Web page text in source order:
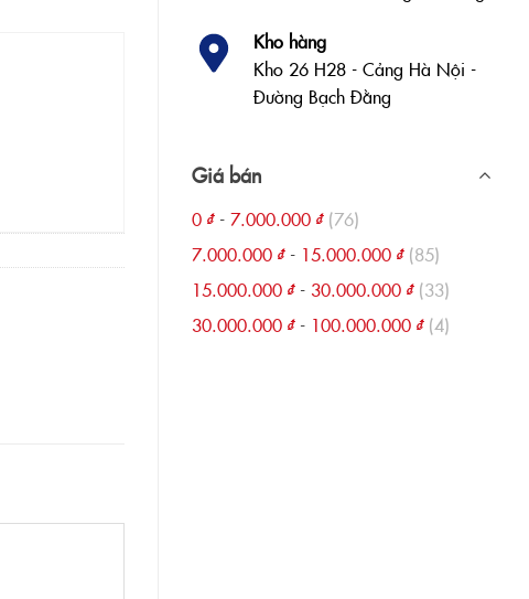
Kho hàng
Kho 26 H28 - Cảng Hà Nội -
Đường Bạch Đằng
Giá bán
0 ₫- 7.000.000 ₫ (76)
7.000.000 ₫- 15.000.000 ₫ (85)
15.000.000 ₫- 30.000.000 ₫ (33)
30.000.000 ₫- 100.000.000 ₫ (4)